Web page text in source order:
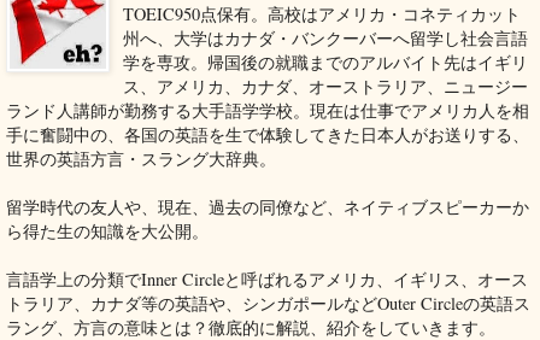
TOEIC950点保有。高校はアメリカ・コネティカット
州へ、大学はカナダ・バンクーバーへ留学し社会言語
学を専攻。帰国後の就職までのアルバイト先はイギリ
ス、アメリカ、カナダ、オーストラリア、ニュージー
ランド人講師が勤務する大手語学学校。現在は仕事でアメリカ人を相
手に奮闘中の、各国の英語を生で体験してきた日本人がお送りする、
世界の英語方言・スラング大辞典。
留学時代の友人や、現在、過去の同僚など、ネイティブスピーカーか
ら得た生の知識を大公開。
言語学上の分類でInner Circleと呼ばれるアメリカ、イギリス、オース
トラリア、カナダ等の英語や、シンガポールなどOuter Circleの英語ス
ラング、方言の意味とは？徹底的に解説、紹介をしていきます。